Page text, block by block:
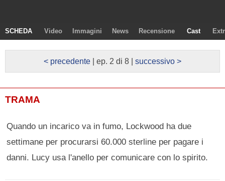
SCHEDA Video Immagini News Recensione Cast
< precedente | ep. 2 di 8 | successivo >
TRAMA
Quando un incarico va in fumo, Lockwood ha due
settimane per procurarsi 60.000 sterline per pagare i
danni. Lucy usa l'anello per comunicare con lo spirito.